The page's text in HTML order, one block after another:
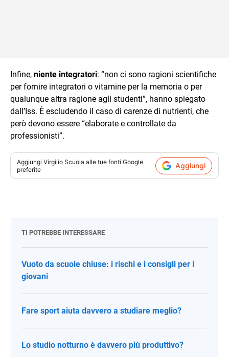
Infine, niente integratori: “non ci sono ragioni scientifiche
per fornire integratori o vitamine per la memoria o per
qualunque altra ragione agli studenti”, hanno spiegato
dall’Iss. È escludendo il caso di carenze di nutrienti, che
però devono essere “elaborate e controllate da
professionisti”.
Aggiungi Virgilio Scuola alle tue fonti Google
preferite
Aggiungi
TI POTREBBE INTERESSARE
Vuoto da scuole chiuse: i rischi e i consigli per i
giovani
Fare sport aiuta davvero a studiare meglio?
Lo studio notturno è davvero più produttivo?